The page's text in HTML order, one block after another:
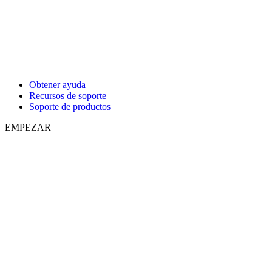
Obtener ayuda
Recursos de soporte
Soporte de productos
EMPEZAR